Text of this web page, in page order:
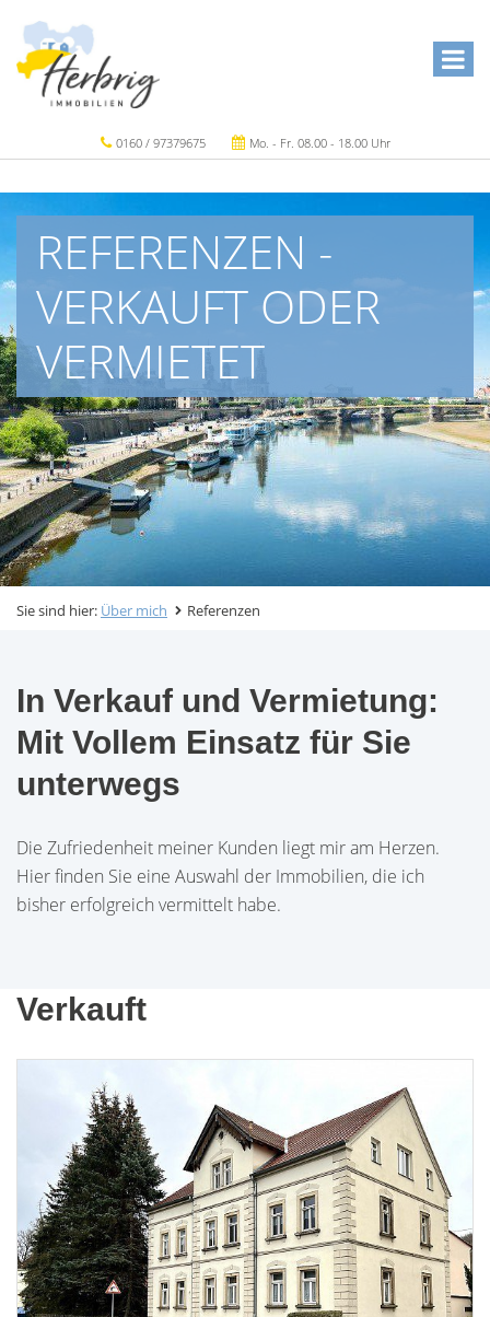
0160 / 97379675 Mo. - Fr. 08.00 - 18.00 Uhr
REFERENZEN -
VERKAUFT ODER
VERMIETET
Sie sind hier: Über mich Referenzen
In Verkauf und Vermietung:
Mit Vollem Einsatz für Sie
unterwegs
Die Zufriedenheit meiner Kunden liegt mir am Herzen.
Hier finden Sie eine Auswahl der Immobilien, die ich
bisher erfolgreich vermittelt habe.
Verkauft